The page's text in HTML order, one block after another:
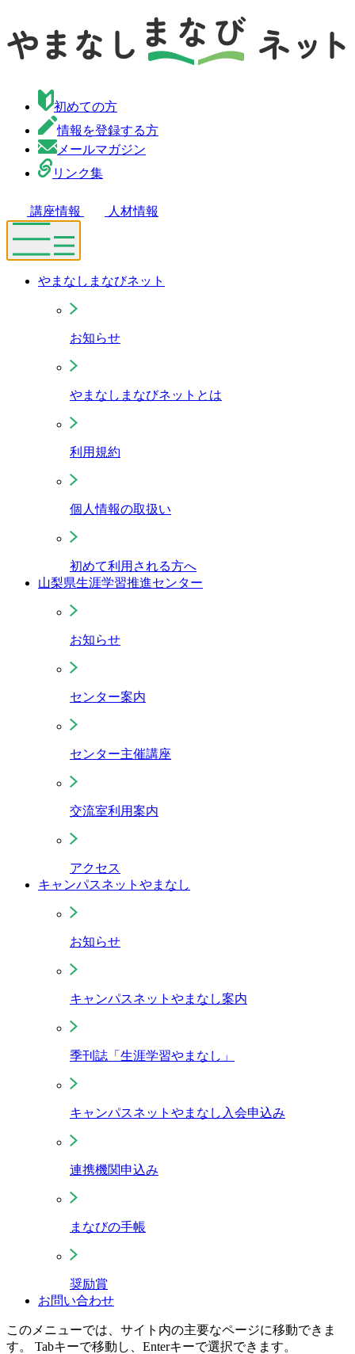
初めての方
情報を登録する方
メールマガジン
リンク集
講座情報 人材情報
やまなしまなびネット
お知らせ
やまなしまなびネットとは
利用規約
個人情報の取扱い
初めて利用される方へ
山梨県生涯学習推進センター
お知らせ
センター案内
センター主催講座
交流室利用案内
アクセス
キャンパスネットやまなし
お知らせ
キャンパスネットやまなし案内
季刊誌「生涯学習やまなし」
キャンパスネットやまなし入会申込み
連携機関申込み
まなびの手帳
奨励賞
お問い合わせ
このメニューでは、サイト内の主要なページに移動できま
す。 Tabキーで移動し、Enterキーで選択できます。